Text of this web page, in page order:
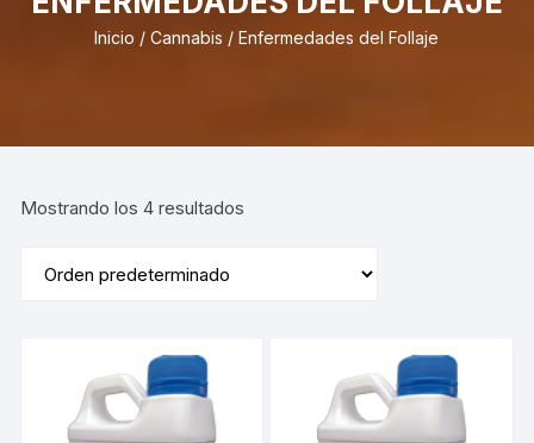
Inicio /Cannabis / Enfermedades del Follaje
Mostrando los 4 resultados